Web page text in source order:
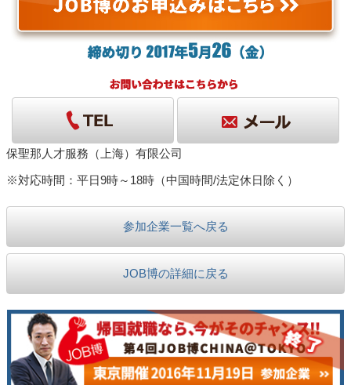
保聖那人才服務（上海）有限公司
※対応時間：平日9時～18時（中国時間/法定休日除く）
参加企業一覧へ戻る
JOB博の詳細に戻る